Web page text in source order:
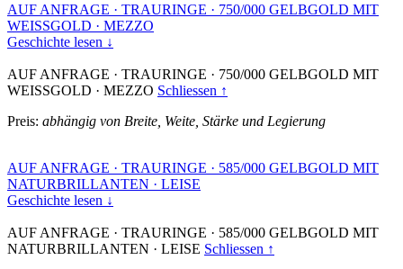
AUF ANFRAGE · TRAURINGE · 750/000 GELBGOLD MIT
WEISSGOLD · MEZZO
Geschichte lesen ↓
AUF ANFRAGE · TRAURINGE · 750/000 GELBGOLD MIT
WEISSGOLD · MEZZO Schliessen ↑
Preis: abhängig von Breite, Weite, Stärke und Legierung
AUF ANFRAGE · TRAURINGE · 585/000 GELBGOLD MIT
NATURBRILLANTEN · LEISE
Geschichte lesen ↓
AUF ANFRAGE · TRAURINGE · 585/000 GELBGOLD MIT
NATURBRILLANTEN · LEISE Schliessen ↑